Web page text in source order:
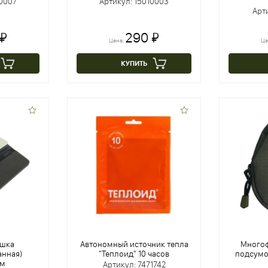
Цена: 290 ₽
КУПИТЬ
Автономный источник тепла
"Теплоид" 10 часов
Артикул: 7471742